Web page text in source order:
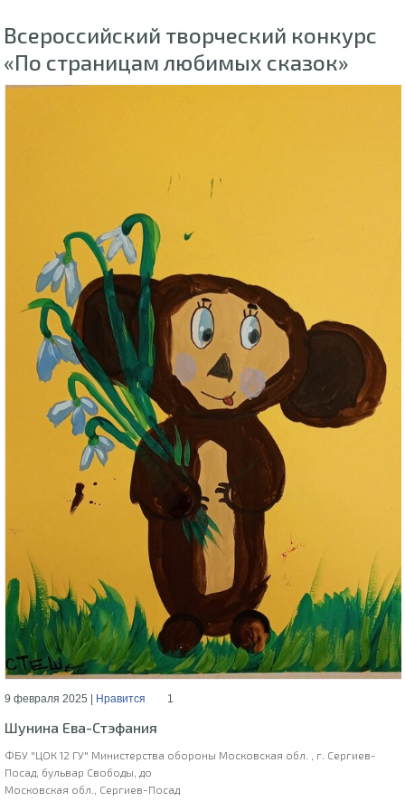
Всероссийский творческий конкурс
«По страницам любимых сказок»
9 февраля 2025 | Нравится 1
Шунина Ева-Стэфания
ФБУ "ЦОК 12 ГУ" Министерства обороны Московская обл. , г. Сергиев-
Посад, бульвар Свободы, до
Московская обл., Сергиев-Посад